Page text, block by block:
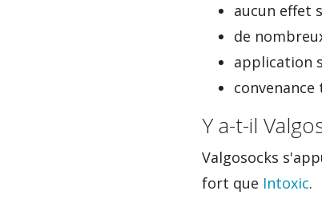
aucun effet
de
application
Y a-t-il
Valgosocks
fort que Intoxic.